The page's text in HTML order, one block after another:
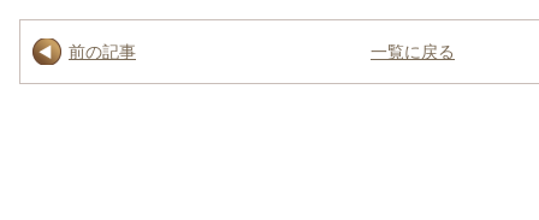
前の記事 一覧に戻る